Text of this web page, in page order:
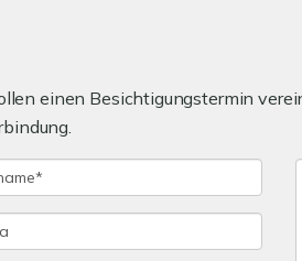
einen Besichtigungstermin